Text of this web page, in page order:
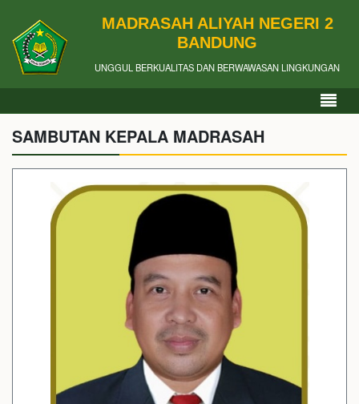
MADRASAH ALIYAH NEGERI 2
BANDUNG
UNGGUL BERKUALITAS DAN BERWAWASAN LINGKUNGAN
SAMBUTAN KEPALA MADRASAH